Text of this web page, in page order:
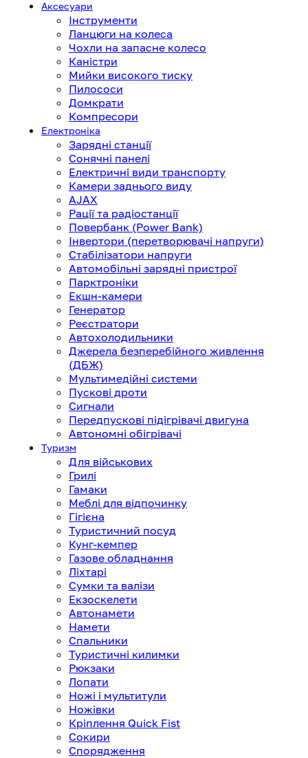
Аксесуари
Інструменти
Ланцюги на колеса
Чохли на запасне колесо
Каністри
Мийки високого тиску
Пилососи
Домкрати
Компресори
Електроніка
Зарядні станції
Сонячні панелі
Електричні види транспорту
Камери заднього виду
AJAX
Рації та радіостанції
Повербанк (Power Bank)
Інвертори (перетворювачі напруги)
Стабілізатори напруги
Автомобільні зарядні пристрої
Парктроніки
Екшн-камери
Генератор
Реєстратори
Автохолодильники
Джерела безперебійного живлення
(ДБЖ)
Мультимедійні системи
Пускові дроти
Сигнали
Передпускові підігрівачі двигуна
Автономні обігрівачі
Туризм
Для військових
Грилі
Гамаки
Меблі для відпочинку
Гігієна
Туристичний посуд
Кунг-кемпер
Газове обладнання
Ліхтарі
Сумки та валізи
Екзоскелети
Автонамети
Намети
Спальники
Туристичні килимки
Рюкзаки
Лопати
Ножі і мультитули
Ножівки
Кріплення Quick Fist
Сокири
Спорядження